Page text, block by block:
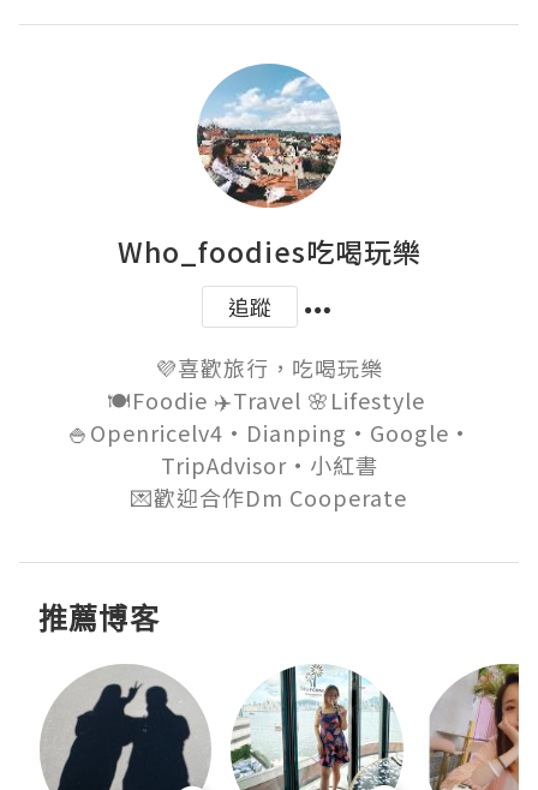
Who_foodies吃喝玩樂
追蹤
💜喜歡旅行，吃喝玩樂
🍽Foodie ✈️Travel 🌸Lifestyle
🍚Openricelv4·Dianping·Google·
TripAdvisor·小紅書
推薦博客